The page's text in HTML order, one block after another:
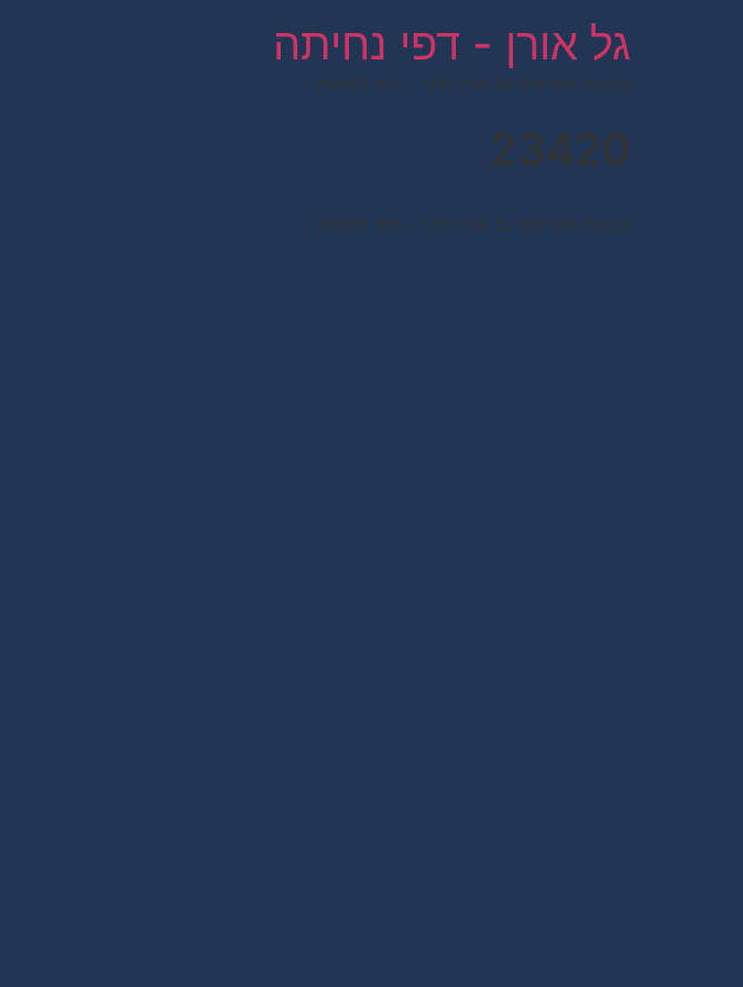
גל אורן - דפי נחיתה
קבוצת הפרסום גל אורן לרנר – דפי לקוחות
23420
קבוצת הפרסום גל אורן לרנר – דפי לקוחות